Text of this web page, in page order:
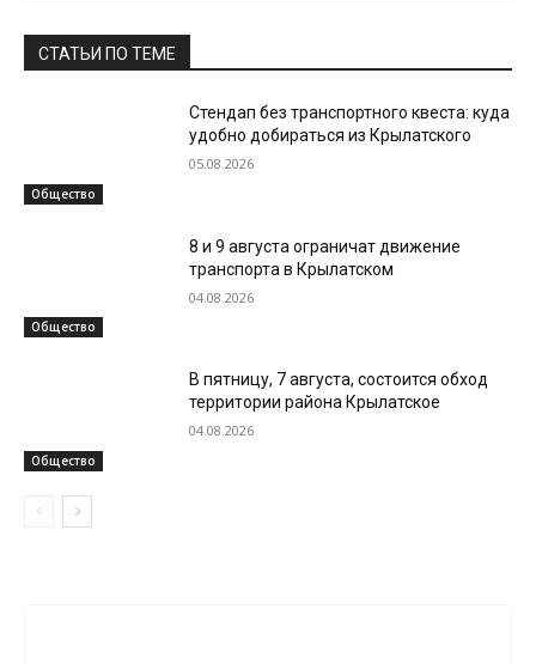
СТАТЬИ ПО ТЕМЕ
Общество
Стендап без транспортного квеста: куда
удобно добираться из Крылатского
05.08.2026
Общество
8 и 9 августа ограничат движение
транспорта в Крылатском
04.08.2026
Общество
В пятницу, 7 августа, состоится обход
территории района Крылатское
04.08.2026